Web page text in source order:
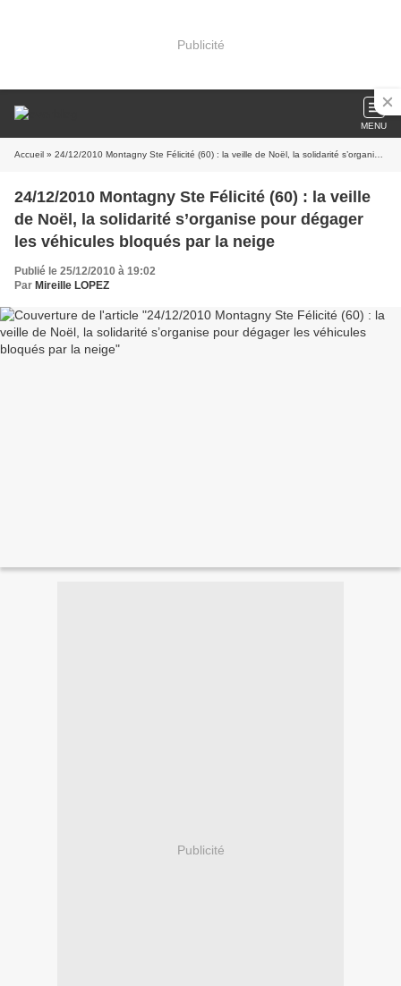
Publicité
MENU
Accueil » 24/12/2010 Montagny Ste Félicité (60) : la veille de Noël, la solidarité s’organise pour dégager les véhicules bloqués par la neige
24/12/2010 Montagny Ste Félicité (60) : la veille
de Noël, la solidarité s’organise pour dégager
les véhicules bloqués par la neige
Publié le 25/12/2010 à 19:02
Par Mireille LOPEZ
Publicité